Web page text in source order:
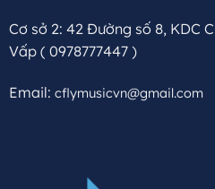
Cơ sở 2: 42 Đường số 8, KDC
Vấp( 0978777447 )
Email: cflymusicvn@gmail.com